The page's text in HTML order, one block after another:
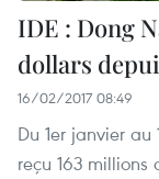
IDE : Dong
dollars
16/02/2017 08:49
Du 1er janvier
reçu 163 millions